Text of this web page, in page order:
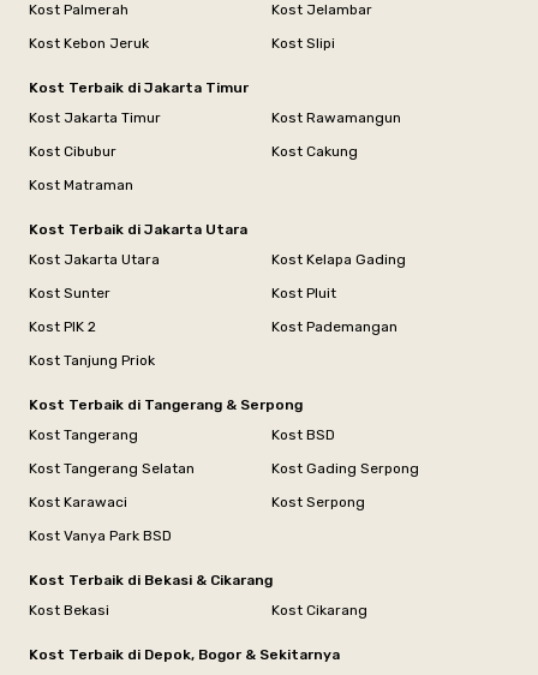
Kost Palmerah
Kost Jelambar
Kost Kebon Jeruk
Kost Slipi
Kost Terbaik di Jakarta Timur
Kost Jakarta Timur
Kost Rawamangun
Kost Cibubur
Kost Cakung
Kost Matraman
Kost Terbaik di Jakarta Utara
Kost Jakarta Utara
Kost Kelapa Gading
Kost Sunter
Kost Pluit
Kost PIK 2
Kost Pademangan
Kost Tanjung Priok
Kost Terbaik di Tangerang & Serpong
Kost Tangerang
Kost BSD
Kost Tangerang Selatan
Kost Gading Serpong
Kost Karawaci
Kost Serpong
Kost Vanya Park BSD
Kost Terbaik di Bekasi & Cikarang
Kost Bekasi
Kost Cikarang
Kost Terbaik di Depok, Bogor & Sekitarnya